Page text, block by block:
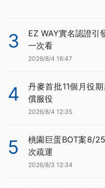
3
EZ WAY實名認證引
一次看
2026/8/4 16:47
4
丹麥首批11個月役
償服役
2026/8/4 12:35
5
桃園巨蛋BOT案8/
次疏運
2026/8/3 12:34